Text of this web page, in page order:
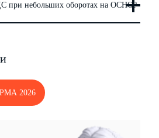
при небольших оборотах на ОСНО?
2026